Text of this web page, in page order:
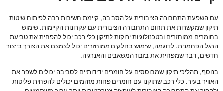
עם השפעת התחבורה הציבורית על הסביבה, קיימת חשיבות רבה לפיתוח שיטות
תיקון שמקשרות את תחום התחבורה הציבורית עם עקרונות הקיימות. שימוש
בחומרים ממוחזרים ובטכנולוגיות ירוקות לתיקון כלי רכב יכול להפחית את טביעת
הרגל הפחמנית. לדוגמה, שימוש בחלקים ממוחזרים יכול לצמצם את הצורך בייצור
חדשים, דבר שמפחית את בזבוז המשאבים והאנרגיה.
בנוסף, תהליכי תיקון שמבוססים על חומרים ידידותיים לסביבה יכולים לשפר את
האוויר בעיר. כלי רכב שתוקנו עם חומרים פחות מזהמים יכולים להפחית פליטות